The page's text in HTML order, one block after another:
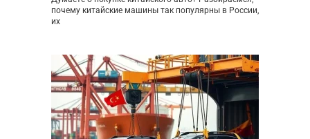
почему китайские машины так популярны в России,
их